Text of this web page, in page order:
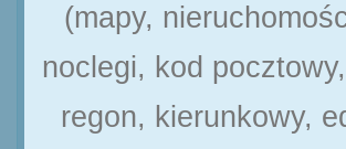
(mapy,
noclegi, kod
regon, kierunkowy,